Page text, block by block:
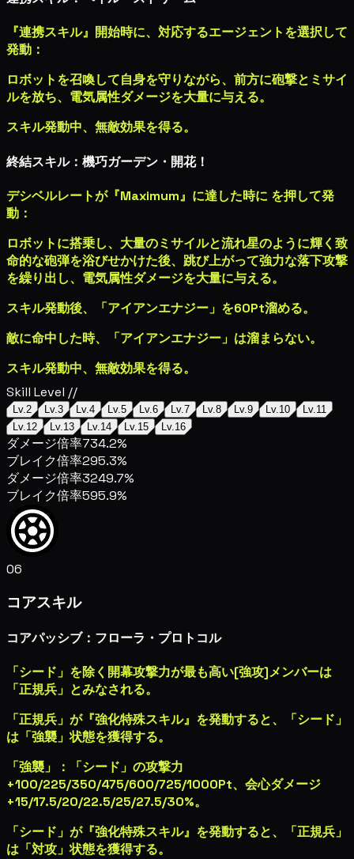
『連携スキル』開始時に、対応するエージェントを選択して
発動：
ロボットを召喚して自身を守りながら、前方に砲撃とミサイ
ルを放ち、 電気属性ダメージを大量に与える。
スキル発動中、無敵効果を得る。
終結スキル：機巧ガーデン・開花！
デシベルレートが『Maximum』に達した時に を押して発
動：
ロボットに搭乗し、大量のミサイルと流れ星のように輝く致
命的な砲弾を浴びせかけた後、跳び上がって強力な落下攻撃
を繰り出し、 電気属性ダメージを大量に与える。
スキル発動後、「アイアンエナジー」を60Pt溜める。
敵に命中した時、「アイアンエナジー」は溜まらない。
スキル発動中、無敵効果を得る。
Skill Level //
Lv.2 Lv.3 Lv.4 Lv.5 Lv.6 Lv.7 Lv.8 Lv.9 Lv.10
Lv.11
Lv.12
Lv.13 Lv.14 Lv.15 Lv.16
ダメージ倍率734.2%
ブレイク倍率295.3%
ダメージ倍率3249.7%
ブレイク倍率595.9%
06
コアスキル
コアパッシブ：フローラ・プロトコル
「シード」を除く開幕攻撃力が最も高い[強攻]メンバーは
「正規兵」とみなされる。
「正規兵」が『強化特殊スキル』を発動すると、「シード」
は「強襲」状態を獲得する。
「強襲」：「シード」の攻撃力
+100/225/350/475/600/725/1000Pt、会心ダメージ
+15/17.5/20/22.5/25/27.5/30%。
「シード」が『強化特殊スキル』を発動すると、「正規兵」
は「対攻」状態を獲得する。